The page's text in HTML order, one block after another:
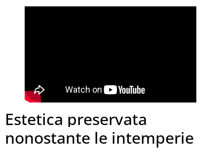
Estetica preservata
nonostante le intemperie